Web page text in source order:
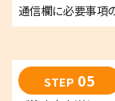
通信欄に必要事項
STEP 05